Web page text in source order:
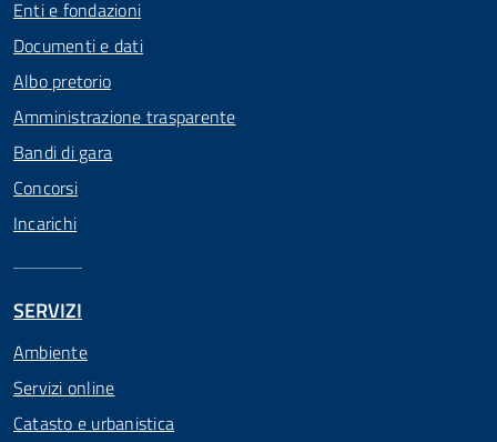
Enti e fondazioni
Documenti e dati
Albo pretorio
Amministrazione trasparente
Bandi di gara
Concorsi
Incarichi
SERVIZI
Ambiente
Servizi online
Catasto e urbanistica